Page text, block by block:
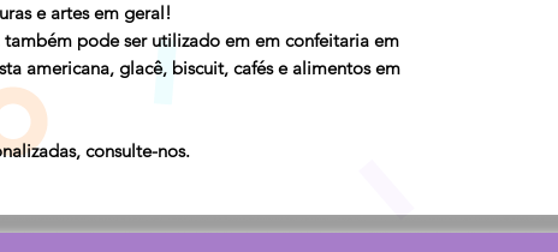
e artes em geral!
também pode ser utilizado em em confeitaria em
americana, glacê, biscuit, cafés e alimentos em
consulte-nos.